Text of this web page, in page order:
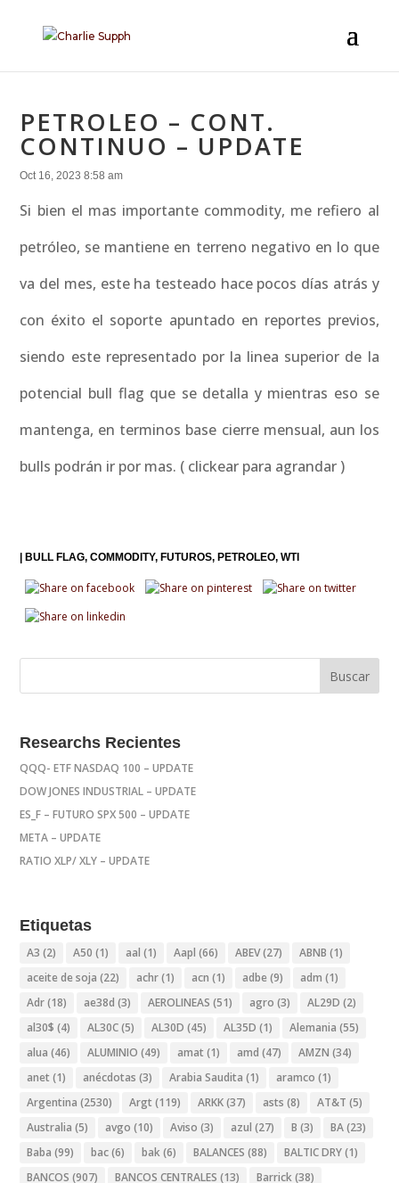
PETROLEO – CONT.
CONTINUO – UPDATE
Oct 16, 2023 8:58 am
Si bien el mas importante commodity, me refiero al
petróleo, se mantiene en terreno negativo en lo que
va del mes, este ha testeado hace pocos días atrás y
con éxito el soporte apuntado en reportes previos,
siendo este representado por la linea superior de la
potencial bull flag que se detalla y mientras eso se
mantenga, en terminos base cierre mensual, aun los
bulls podrán ir por mas. ( clickear para agrandar )
BULL FLAG COMMODITY FUTUROS PETROLEO WTI
Researchs Recientes
QQQ- ETF NASDAQ 100 – UPDATE
DOW JONES INDUSTRIAL – UPDATE
ES_F – FUTURO SPX 500 – UPDATE
META – UPDATE
RATIO XLP/ XLY – UPDATE
Etiquetas
A3 (2) A50 (1) aal (1) Aapl (66) ABEV(27) ABNB (1)
aceite de soja (22) achr(1) acn (1) adbe (9) adm (1)
Adr(18) ae38d (3) AEROLINEAS (51) agro (3) AL29D (2)
al30$ (4) AL30C(5) AL30D (45) AL35D (1) Alemania (55)
alua (46) ALUMINIO (49) amat (1) amd (47) AMZN (34)
anet (1) anécdotas (3) Arabia Saudita (1) aramco (1)
Argentina (2530) Argt (119) ARKK(37) asts (8) AT&T (5)
Australia (5) avgo (10) Aviso (3) azul (27) B (3) BA(23)
Baba (99) bac(6) bak(6) BALANCES (88) BALTIC DRY(1)
BANCOS (907) BANCOS CENTRALES (13) Barrick(38)